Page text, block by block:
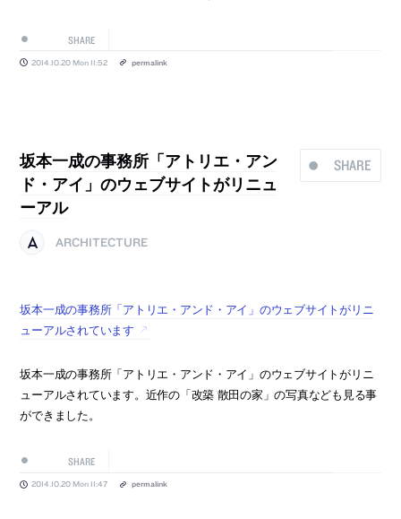
SHARE
2014.10.20 Mon 11:52 permalink
SHARE
坂本一成の事務所「アトリエ・アン
ド・アイ」のウェブサイトがリニュ
ーアル
ARCHITECTURE
坂本一成の事務所「アトリエ・アンド・アイ」のウェブサイトがリニ
ューアルされています
坂本一成の事務所「アトリエ・アンド・アイ」のウェブサイトがリニ
ューアルされています。近作の「改築 散田の家」の写真なども見る事
ができました。
SHARE
2014.10.20 Mon 11:47 permalink